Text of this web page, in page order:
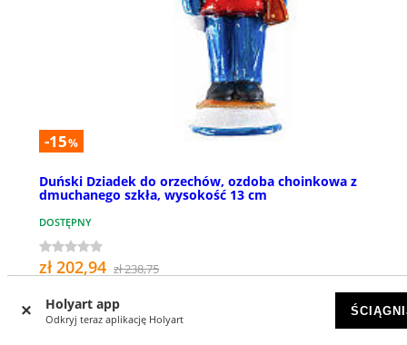
Holyart app
Odkryj teraz aplikację Holyart
-15%
Duński Dziadek do orzechów, ozdoba choinkowa z
dmuchanego szkła, wysokość 13 cm
DOSTĘPNY
zł 202,94 zł 238,75